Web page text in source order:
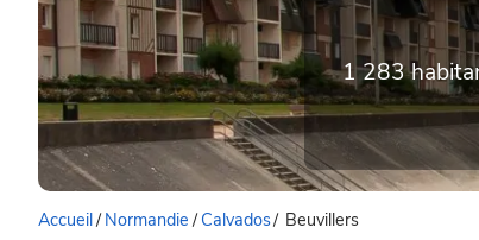
1 283
Accueil/ Normandie/Calvados/ Beuvillers